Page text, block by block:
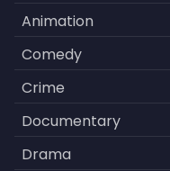
Animation
Comedy
Crime
Documentary
Drama